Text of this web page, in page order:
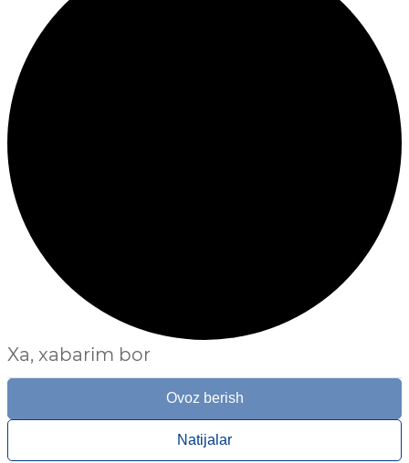
Xa, xabarim bor
Ovoz berish
Natijalar